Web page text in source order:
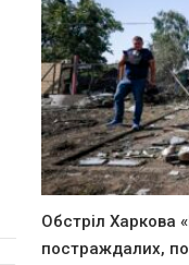
Обстріл Харкова
постраждалих,